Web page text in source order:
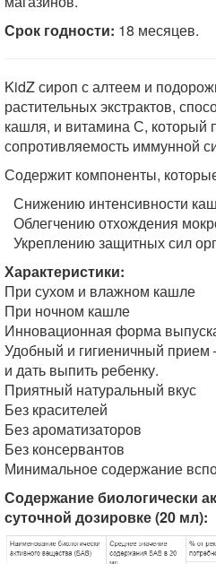
Срок годности: 18 месяцев.
KidZ сироп с алтеем и
растительных экстрактов,
кашля, и витамина С, который
сопротивляемость иммунной
Содержит компоненты,
Снижению интенсивности
Облегчению отхождения
Укреплению защитных сил
Характеристики:
При сухом и влажном кашле
При ночном кашле
Инновационная форма
Удобный и гигиеничный прием
и дать выпить ребенку.
Приятный натуральный вкус
Без красителей
Без ароматизаторов
Без консервантов
Минимальное содержание
Содержание биологически
суточной дозировке (20 мл):